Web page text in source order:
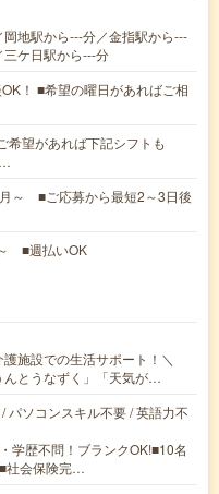
地駅から---分／金指駅から---
ケ日駅から---分
！ ■希望の曜日があればご相
望があれば下記シフトも
月～ ■ご応募から最短2～3日後
■週払いOK
施設での生活サポート！＼
んとうなずく」「天気が…
パソコンスキル不要 / 英語力不
学歴不問！ブランクOK!■10名
社会保険完…